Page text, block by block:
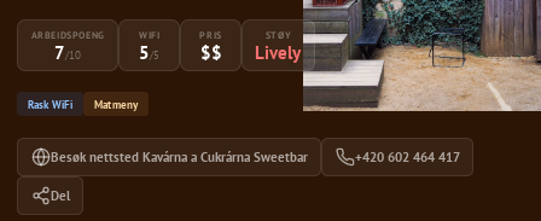
ARBEIDSPOENG
7/10
WIFI
5/5
PRIS
$$
STØY
Lively
Rask WiFi Matmeny
Besøk nettsted Kavárna a Cukrárna Sweetbar +420 602 464 417
Del